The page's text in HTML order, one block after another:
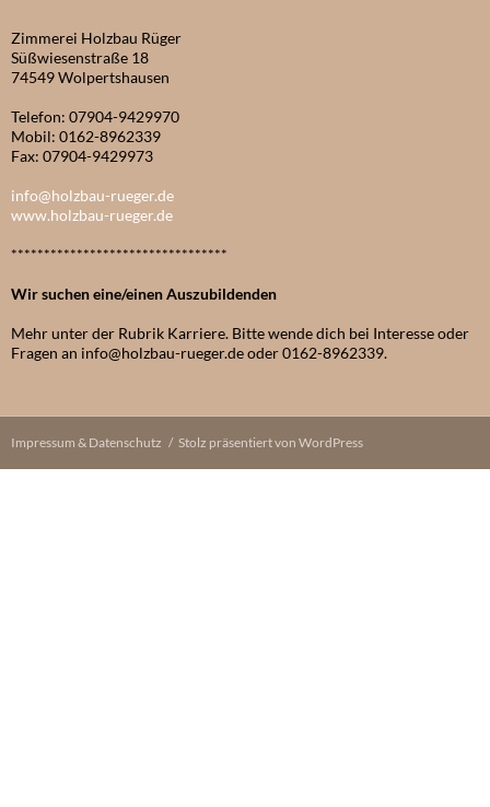
Zimmerei Holzbau Rüger
Süßwiesenstraße 18
74549 Wolpertshausen
Telefon: 07904-9429970
Mobil: 0162-8962339
Fax: 07904-9429973
info@holzbau-rueger.de
www.holzbau-rueger.de
*********************************
Wir suchen eine/einen Auszubildenden
Mehr unter der Rubrik Karriere. Bitte wende dich bei Interesse oder
Fragen an info@holzbau-rueger.de oder 0162-8962339.
Impressum & Datenschutz Stolz präsentiert von WordPress